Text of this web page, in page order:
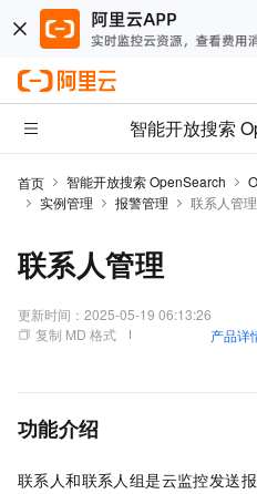
智能开放搜索
首页 智能开放搜索 OpenSearch
实例管理
报警管理 联系人管理
联系人管理
更新时间： 2025-05-19 06:13:26
复制 MD 格式
产品详
功能介绍
联系人和联系人组是云监控发送